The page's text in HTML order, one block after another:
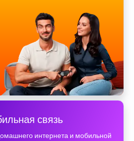
связь
интернета и мобильной